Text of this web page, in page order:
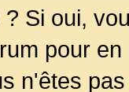
Si oui,
pour
n'êtes